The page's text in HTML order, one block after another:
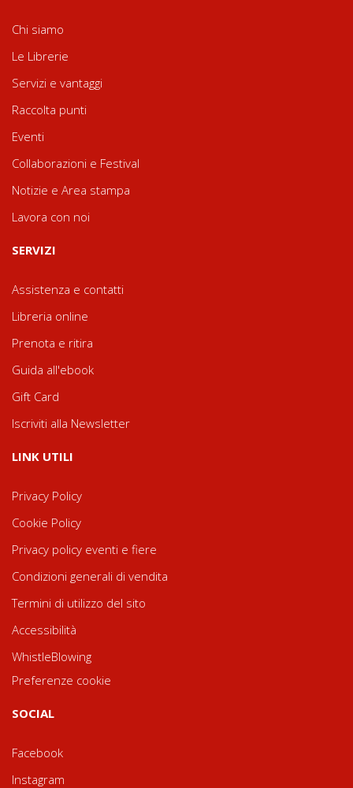
Chi siamo
Le Librerie
Servizi e vantaggi
Raccolta punti
Eventi
Collaborazioni e Festival
Notizie e Area stampa
Lavora con noi
SERVIZI
Assistenza e contatti
Libreria online
Prenota e ritira
Guida all'ebook
Gift Card
Iscriviti alla Newsletter
LINK UTILI
Privacy Policy
Cookie Policy
Privacy policy eventi e fiere
Condizioni generali di vendita
Termini di utilizzo del sito
Accessibilità
WhistleBlowing
Preferenze cookie
SOCIAL
Facebook
Instagram